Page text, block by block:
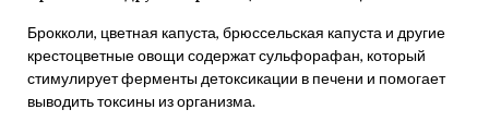
Брокколи, цветная капуста, брюссельская капуста и другие
крестоцветные овощи содержат сульфорафан, который
стимулирует ферменты детоксикации в печени и помогает
выводить токсины из организма.